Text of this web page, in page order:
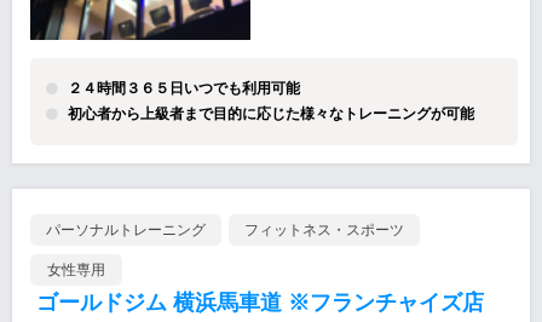
２４時間３６５日いつでも利用可能
初心者から上級者まで目的に応じた様々なトレーニングが可能
パーソナルトレーニング フィットネス・スポーツ
女性専用
ゴールドジム 横浜馬車道 ※フランチャイズ店